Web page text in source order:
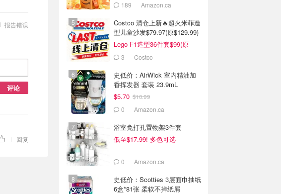
报告错误
评论
| 回复
189 Amazon.ca
Costco 清仓上新🔥超火米菲造
型儿童沙发$79.97(原$129.99)
Lego F1造型36件套$99(原
$159)
3 Costco
史低价：AirWick 室内精油加
香挥发器 套装 23.9mL
$5.70 $10.99
0 Amazon.ca
浴室免打孔置物架3件套
低至$17.99! 多色可选
0 Amazon.ca
史低价：Scotties 3层面巾抽纸
6盒*81张 柔软不掉纸屑